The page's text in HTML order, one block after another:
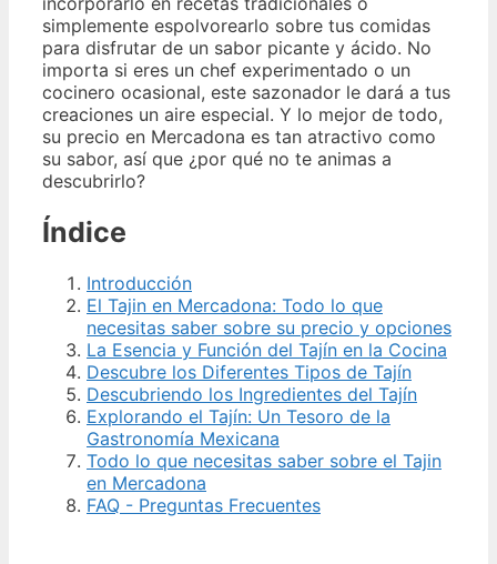
simplemente espolvorearlo sobre tus comidas
para disfrutar de un sabor picante y ácido. No
importa si eres un chef experimentado o un
cocinero ocasional, este sazonador le dará a tus
creaciones un aire especial. Y lo mejor de todo,
su precio en Mercadona es tan atractivo como
su sabor, así que ¿por qué no te animas a
descubrirlo?
Índice
Introducción
El Tajin en Mercadona: Todo lo que
necesitas saber sobre su precio y opciones
La Esencia y Función del Tajín en la Cocina
Descubre los Diferentes Tipos de Tajín
Descubriendo los Ingredientes del Tajín
Explorando el Tajín: Un Tesoro de la
Gastronomía Mexicana
Todo lo que necesitas saber sobre el Tajin
en Mercadona
FAQ - Preguntas Frecuentes